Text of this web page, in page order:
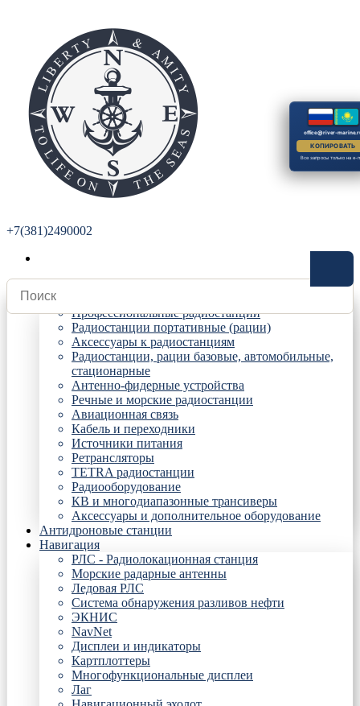
+7(381)2490002
Радиостанции
Профессиональные радиостанции
Радиостанции портативные (рации)
Аксессуары к радиостанциям
Радиостанции, рации базовые, автомобильные,
стационарные
Антенно-фидерные устройства
Речные и морские радиостанции
Авиационная связь
Кабель и переходники
Источники питания
Ретрансляторы
TETRA радиостанции
Радиооборудование
КВ и многодиапазонные трансиверы
Аксессуары и дополнительное оборудование
Антидроновые станции
Навигация
РЛС - Радиолокационная станция
Морские радарные антенны
Ледовая РЛС
Система обнаружения разливов нефти
ЭКНИС
NavNet
Дисплеи и индикаторы
Картплоттеры
Многофункциональные дисплеи
Лаг
office@river-
КОПИРОВАТЬ
Все запросы только на e-